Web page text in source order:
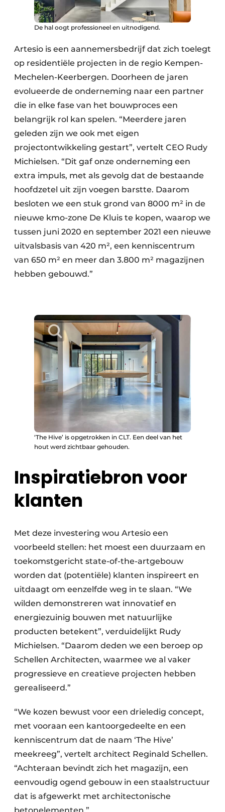
Veiligheid & Opleiding
Zonwering
De hal oogt professioneel en uitnodigend.
Artesio is een aannemersbedrijf dat zich toelegt
op residentiële projecten in de regio Kempen-
Mechelen-Keerbergen. Doorheen de jaren
evolueerde de onderneming naar een partner
die in elke fase van het bouwproces een
belangrijk rol kan spelen. “Meerdere jaren
geleden zijn we ook met eigen
projectontwikkeling gestart”, vertelt CEO Rudy
Michielsen. “Dit gaf onze onderneming een
extra impuls, met als gevolg dat de bestaande
hoofdzetel uit zijn voegen barstte. Daarom
besloten we een stuk grond van 8000 m² in de
nieuwe kmo-zone De Kluis te kopen, waarop we
tussen juni 2020 en september 2021 een nieuwe
uitvalsbasis van 420 m², een kenniscentrum
van 650 m² en meer dan 3.800 m² magazijnen
hebben gebouwd.”
‘The Hive’ is opgetrokken in CLT. Een deel van het
hout werd zichtbaar gehouden.
Inspiratiebron voor
klanten
Met deze investering wou Artesio een
voorbeeld stellen: het moest een duurzaam en
toekomstgericht state-of-the-artgebouw
worden dat (potentiële) klanten inspireert en
uitdaagt om eenzelfde weg in te slaan. “We
wilden demonstreren wat innovatief en
energiezuinig bouwen met natuurlijke
producten betekent”, verduidelijkt Rudy
Michielsen. “Daarom deden we een beroep op
Schellen Architecten, waarmee we al vaker
progressieve en creatieve projecten hebben
gerealiseerd.”
“We kozen bewust voor een drieledig concept,
met vooraan een kantoorgedeelte en een
kenniscentrum dat de naam ‘The Hive’
meekreeg”, vertelt architect Reginald Schellen.
“Achteraan bevindt zich het magazijn, een
eenvoudig ogend gebouw in een staalstructuur
dat is afgewerkt met architectonische